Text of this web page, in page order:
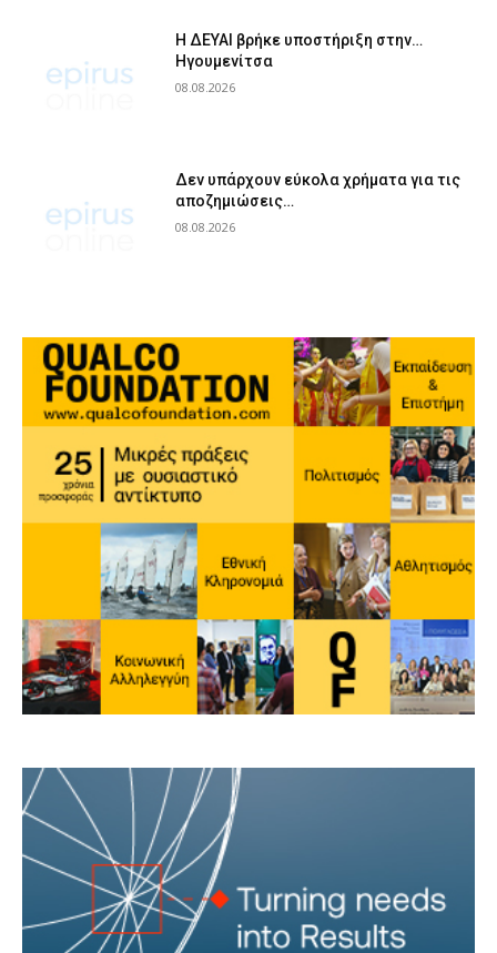
Η ΔΕΥΑΙ βρήκε υποστήριξη στην…
Ηγουμενίτσα
08.08.2026
Δεν υπάρχουν εύκολα χρήματα για τις
αποζημιώσεις…
08.08.2026